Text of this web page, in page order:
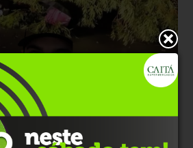
após ser atingido por árvore